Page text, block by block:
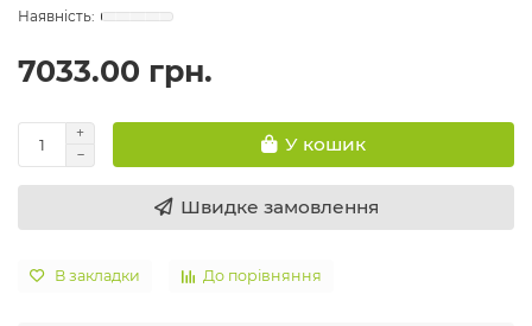
7033.00 грн.
У кошик
Швидке замовлення
В закладки До порівняння